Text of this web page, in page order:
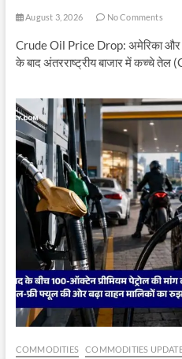
August 3, 2026 No Comments
Crude Oil Price Drop: अमेरिका और
के बाद अंतरराष्ट्रीय बाजार में कच्चे तेल
COMMODITIES COMMODITIES